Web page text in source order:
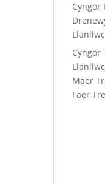
Cyngor
Cyngor
Maer
Faer